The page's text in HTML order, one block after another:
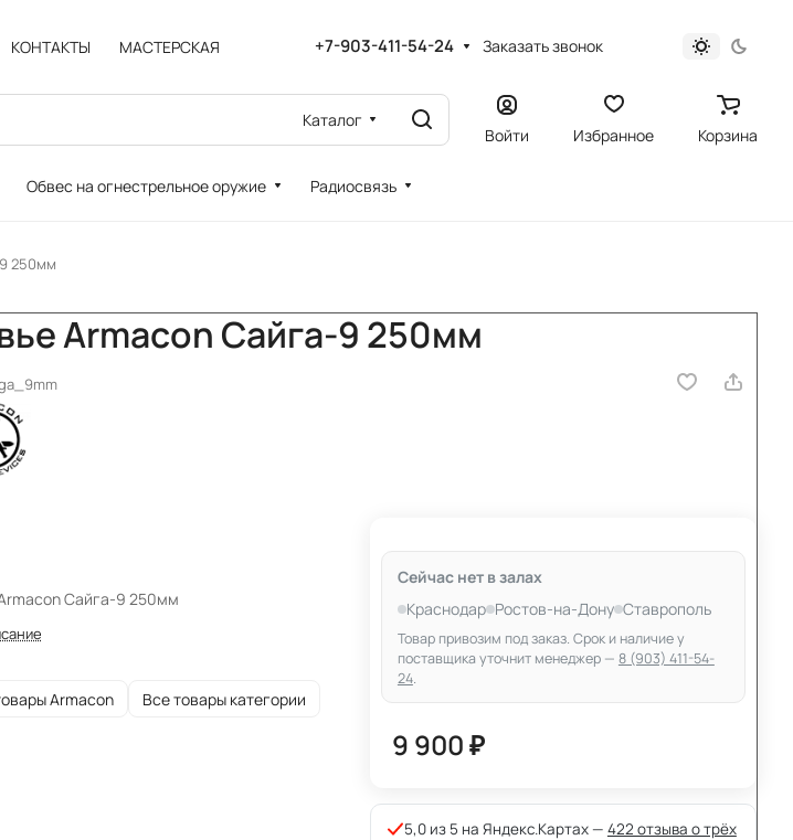
КОНТАКТЫ МАСТЕРСКАЯ +7-903-411-54-24 Заказать звонок
Каталог
Войти Избранное Корзина
Обвес на огнестрельное оружие Радиосвязь
250мм
Armacon Сайга-9 250мм
Сайга-9 250мм
Armacon Все товары категории
Сейчас нет в залах
Краснодар Ростов-на-Дону Ставрополь
Товар привозим под заказ. Срок и наличие у
поставщика уточнит менеджер — 8 (903) 411-54-
24.
9 900 ₽
5,0 из 5 на Яндекс.Картах — 422 отзыва о трёх